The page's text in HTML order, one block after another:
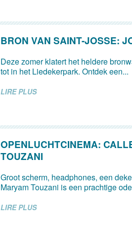
BRON VAN SAINT-JOSSE:
Deze zomer klatert het heldere
tot in het Liedekerpark. Ontdek een...
LIRE PLUS
OPENLUCHTCINEMA:
TOUZANI
Groot scherm, headphones, een
Maryam Touzani is een prachtige
LIRE PLUS